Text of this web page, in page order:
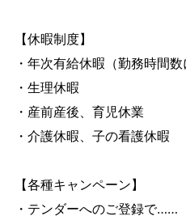
【休暇制度】
・年次有給休暇（勤務時間
・生理休暇
・産前産後、育児休業
・介護休暇、子の看護休暇
【各種キャンペーン】
・テンダーへのご登録で……